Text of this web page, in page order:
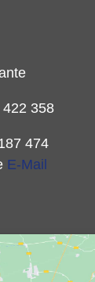
358
474
E-Mail